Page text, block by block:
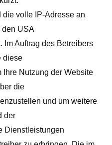
die volle IP-Adresse an
den USA
Im Auftrag des Betreibers
diese
Ihre Nutzung der Website
die
und um weitere
der
Dienstleistungen